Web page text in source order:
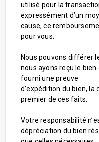
utilisé pour la
expressément d’un
cause, ce
pour vous.
Nous pouvons différer
nous ayons reçu le bien
fourni une preuve
d’expédition du bien,
premier de ces faits.
Votre responsabilité
dépréciation du bien